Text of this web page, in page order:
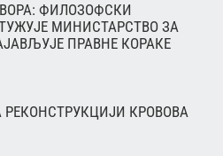
ФИЛОЗОФСКИ
МИНИСТАРСТВО ЗА
ПРАВНЕ КОРАКЕ
КРОВОВА